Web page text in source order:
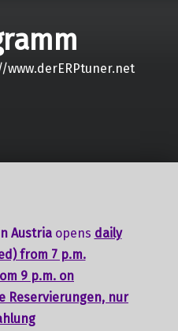
Austria opens daily
from 7 p.m.
9 p.m. on
Reservierungen, nur